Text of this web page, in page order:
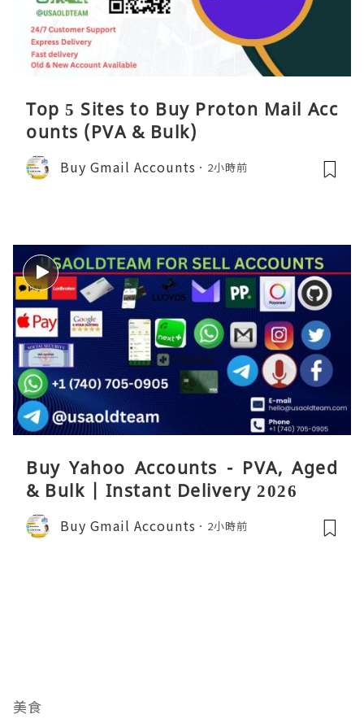
Top 5 Sites to Buy Proton Mail Acc
ounts (PVA & Bulk)
Buy Gmail Accounts 2小時前
Buy Yahoo Accounts - PVA, Aged
& Bulk | Instant Delivery 2026
Buy Gmail Accounts 2小時前
美食